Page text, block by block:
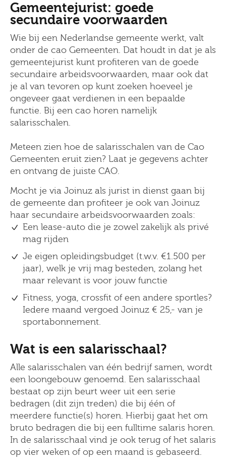
Gemeentejurist: goede
secundaire voorwaarden
Wie bij een Nederlandse gemeente werkt, valt
onder de cao Gemeenten. Dat houdt in dat je als
gemeentejurist kunt profiteren van de goede
secundaire arbeidsvoorwaarden, maar ook dat
je al van tevoren op kunt zoeken hoeveel je
ongeveer gaat verdienen in een bepaalde
functie. Bij een cao horen namelijk
salarisschalen.
Meteen zien hoe de salarisschalen van de Cao
Gemeenten eruit zien? Laat je gegevens achter
en ontvang de juiste CAO.
Mocht je via Joinuz als jurist in dienst gaan bij
de gemeente dan profiteer je ook van Joinuz
haar secundaire arbeidsvoorwaarden zoals:
Een lease-auto die je zowel zakelijk als privé
mag rijden
Je eigen opleidingsbudget (t.w.v. €1.500 per
jaar), welk je vrij mag besteden, zolang het
maar relevant is voor jouw functie
Fitness, yoga, crossfit of een andere sportles?
Iedere maand vergoed Joinuz € 25,- van je
sportabonnement.
Wat is een salarisschaal?
Alle salarisschalen van één bedrijf samen, wordt
een loongebouw genoemd. Een salarisschaal
bestaat op zijn beurt weer uit een serie
bedragen (dit zijn treden) die bij één of
meerdere functie(s) horen. Hierbij gaat het om
bruto bedragen die bij een fulltime salaris horen.
In de salarisschaal vind je ook terug of het salaris
op vier weken of op een maand is gebaseerd.